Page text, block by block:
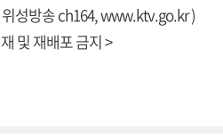
성방송 ch164,www.ktv.go.kr)
및 재배포 금지 >